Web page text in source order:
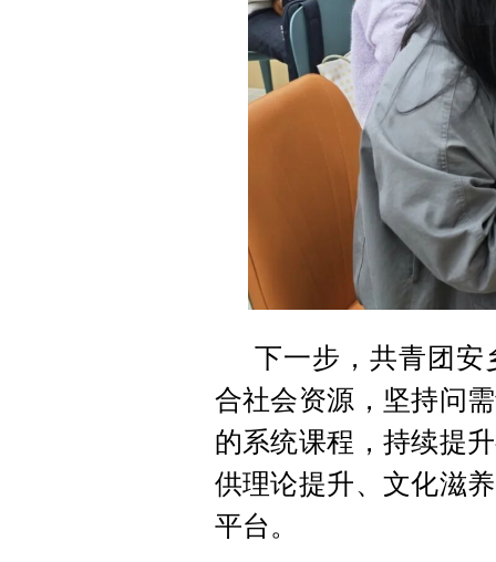
下一步，共青团安
合社会资源，坚持问
的系统课程，持续提
供理论提升、文化滋
平台。